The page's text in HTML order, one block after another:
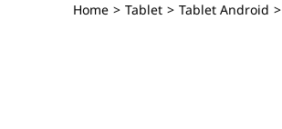
Home > Tablet > Tablet Android >